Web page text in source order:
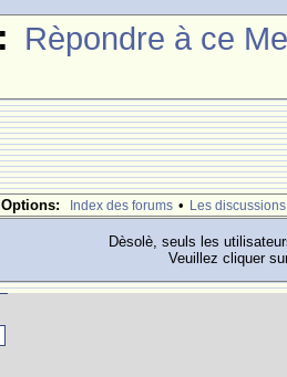
Rèpondre à ce
Options: Index des forums • Les discussions
Dèsolè, seuls les
Veuillez cliquer